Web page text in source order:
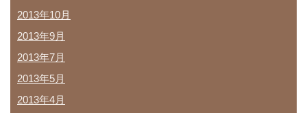
2013年10月
2013年9月
2013年7月
2013年5月
2013年4月